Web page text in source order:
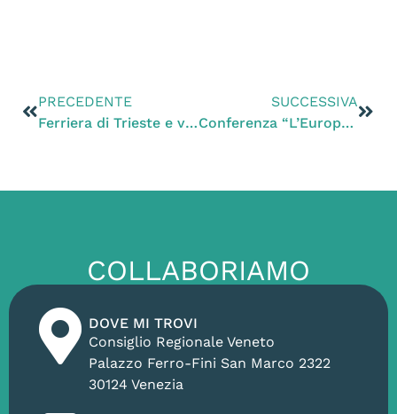
PRECEDENTE
Ferriera di Trieste e violazioni ambientali. Zanoni: «Si accertino tutte le responsabilità»
SUCCESSIVA
Conferenza “L’Europa su salute e ambiente”
COLLABORIAMO
DOVE MI TROVI
Consiglio Regionale Veneto
Palazzo Ferro-Fini San Marco 2322
30124 Venezia